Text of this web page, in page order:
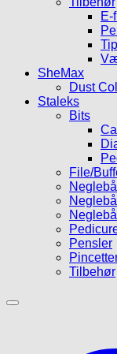
E-
SheMax
Dust
Staleks
Bits
File/
Pensler
Tilbehør